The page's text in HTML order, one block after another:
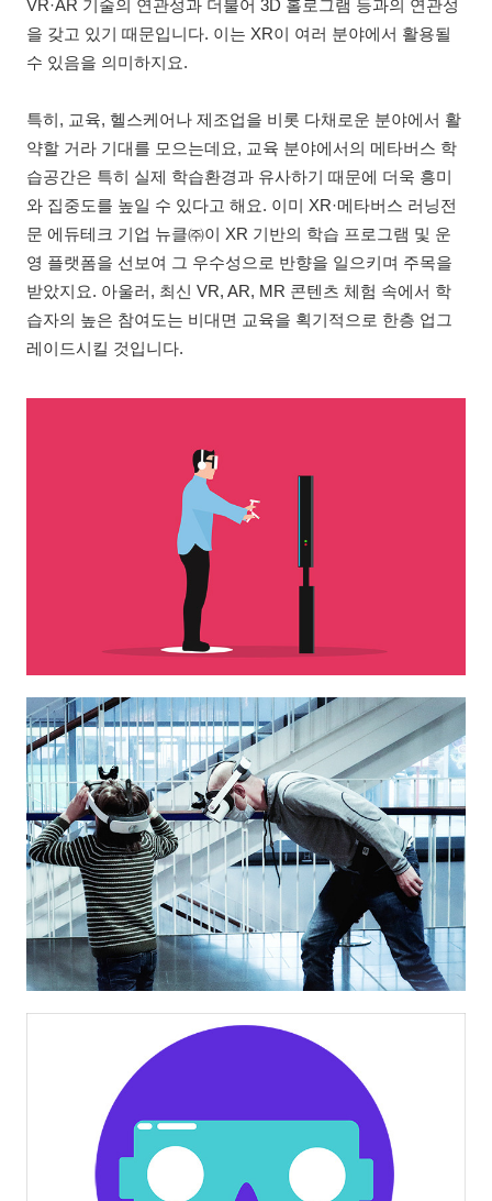
VR·AR 기술의 연관성과 더불어 3D 홀로그램 등과의 연관성
을 갖고 있기 때문입니다. 이는 XR이 여러 분야에서 활용될
수 있음을 의미하지요.
특히, 교육, 헬스케어나 제조업을 비롯 다채로운 분야에서 활
약할 거라 기대를 모으는데요, 교육 분야에서의 메타버스 학
습공간은 특히 실제 학습환경과 유사하기 때문에 더욱 흥미
와 집중도를 높일 수 있다고 해요. 이미 XR·메타버스 러닝전
문 에듀테크 기업 뉴클㈜이 XR 기반의 학습 프로그램 및 운
영 플랫폼을 선보여 그 우수성으로 반향을 일으키며 주목을
받았지요. 아울러, 최신 VR, AR, MR 콘텐츠 체험 속에서 학
습자의 높은 참여도는 비대면 교육을 획기적으로 한층 업그
레이드시킬 것입니다.